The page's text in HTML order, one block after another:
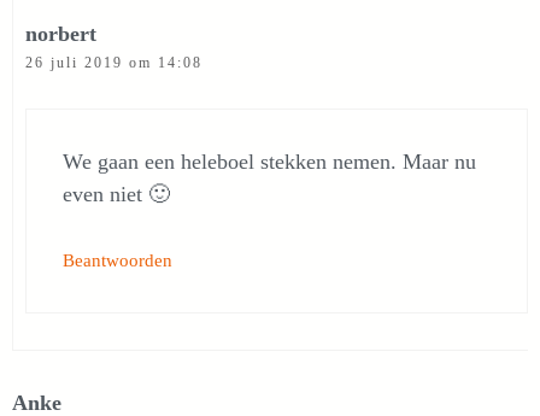
norbert
26 juli 2019 om 14:08
We gaan een heleboel stekken nemen. Maar nu
even niet 🙂
Beantwoorden
Anke